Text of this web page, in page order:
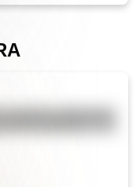
"quizá": ¿cuál es la